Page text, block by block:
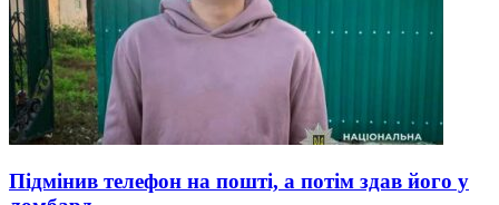
Підмінив телефон на пошті, а потім здав його у